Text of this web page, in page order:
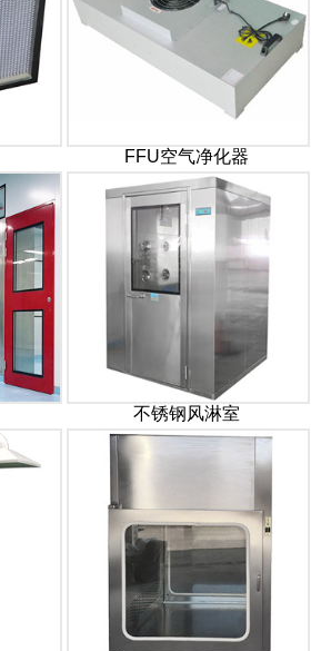
FFU空气净化器
不锈钢风淋室